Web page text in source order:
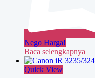
Nego Harga!
Baca selengkapnya
Quick View